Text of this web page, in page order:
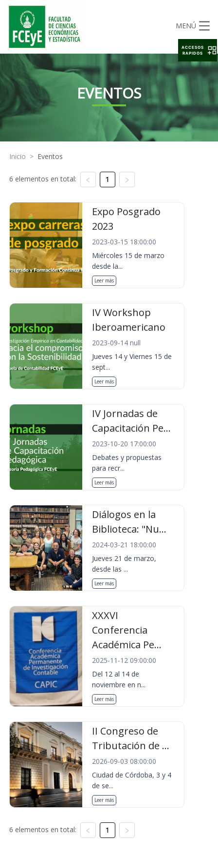
MENÚ
EVENTOS
Inicio > Eventos
6 elementos en total: 1
Expo Posgrado
2023
2023-03-15 18:00:00
Miércoles 15 de marzo
desde la...
Leer más
IV Workshop
Iberoamericano
2023-09-14 null
Jueves 14 y Viernes 15 de
sept...
Leer más
IV Jornadas de
Capacitación Pe...
2023-10-20 17:00:00
Debates y propuestas
para recr...
Leer más
Diálogos en la
Biblioteca: "Nu...
2024-03-21 18:00:00
Jueves 21 de marzo,
desde las ...
Leer más
XXXVI
Conferencia
Académica Pe...
2025-11-12 09:00:00
Del 12 al 14 de
noviembre en n...
Leer más
II Congreso de
Tributación de ...
2026-09-03 08:00:00
Ciudad de Córdoba, 3 y 4
de se...
Leer más
6 elementos en total: 1
ACCESOS
RAPIDOS